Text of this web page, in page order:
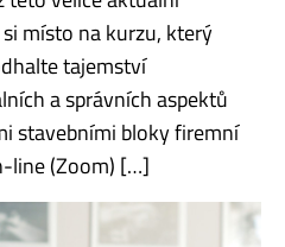
místo na kurzu, který
tajemství
a správních aspektů
stavebními bloky firemní
line (Zoom) […]